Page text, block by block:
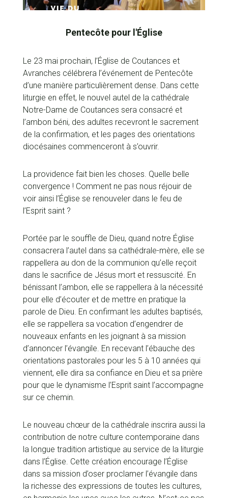
Pentecôte pour l'Église
Le 23 mai prochain, l’Église de Coutances et
Avranches célébrera l’événement de Pentecôte
d’une manière particulièrement dense. Dans cette
liturgie en effet, le nouvel autel de la cathédrale
Notre-Dame de Coutances sera consacré et
l’ambon béni, des adultes recevront le sacrement
de la confirmation, et les pages des orientations
diocésaines commenceront à s’ouvrir.
La providence fait bien les choses. Quelle belle
convergence ! Comment ne pas nous réjouir de
voir ainsi l’Église se renouveler dans le feu de
l’Esprit saint ?
Portée par le souffle de Dieu, quand notre Église
consacrera l’autel dans sa cathédrale-mère, elle se
rappellera au don de la communion qu’elle reçoit
dans le sacrifice de Jésus mort et ressuscité. En
bénissant l’ambon, elle se rappellera à la nécessité
pour elle d’écouter et de mettre en pratique la
parole de Dieu. En confirmant les adultes baptisés,
elle se rappellera sa vocation d’engendrer de
nouveaux enfants en les joignant à sa mission
d’annoncer l’évangile. En recevant l’ébauche des
orientations pastorales pour les 5 à 10 années qui
viennent, elle dira sa confiance en Dieu et sa prière
pour que le dynamisme l’Esprit saint l’accompagne
sur ce chemin.
Le nouveau chœur de la cathédrale inscrira aussi la
contribution de notre culture contemporaine dans
la longue tradition artistique au service de la liturgie
dans l’Église. Cette création encourage l’Église
dans sa mission d’oser proclamer l’évangile dans
la richesse des expressions de toutes les cultures,